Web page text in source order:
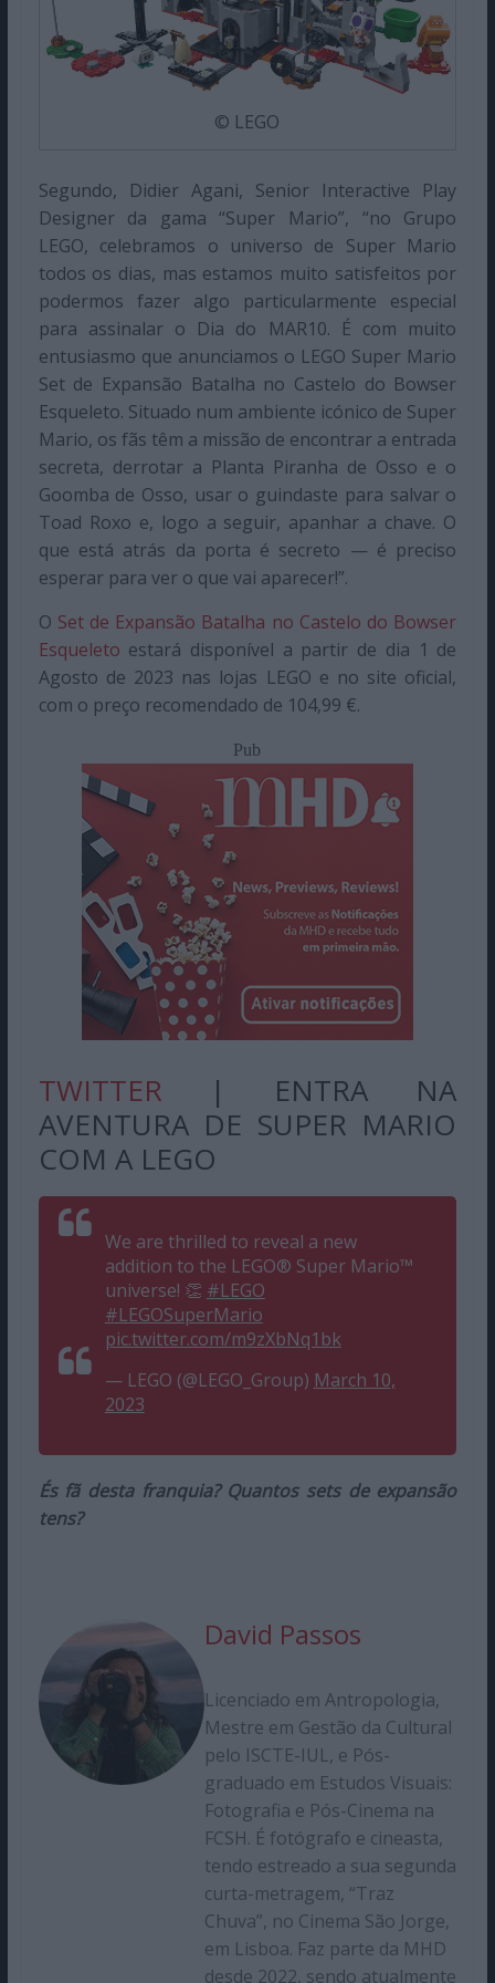
© LEGO
Segundo, Didier Agani, Senior Interactive Play
Designer da gama “Super Mario”, “no Grupo
LEGO, celebramos o universo de Super Mario
todos os dias, mas estamos muito satisfeitos por
podermos fazer algo particularmente especial
para assinalar o Dia do MAR10. É com muito
entusiasmo que anunciamos o LEGO Super Mario
Set de Expansão Batalha no Castelo do Bowser
Esqueleto. Situado num ambiente icónico de Super
Mario, os fãs têm a missão de encontrar a entrada
secreta, derrotar a Planta Piranha de Osso e o
Goomba de Osso, usar o guindaste para salvar o
Toad Roxo e, logo a seguir, apanhar a chave. O
que está atrás da porta é secreto — é preciso
esperar para ver o que vai aparecer!”.
O Set de Expansão Batalha no Castelo do Bowser
Esqueleto estará disponível a partir de dia 1 de
Agosto de 2023 nas lojas LEGO e no site oficial,
com o preço recomendado de 104,99 €.
Pub
TWITTER | ENTRA NA
AVENTURA DE SUPER MARIO
COM A LEGO
We are thrilled to reveal a new
addition to the LEGO® Super Mario™
universe! 👏 #LEGO
#LEGOSuperMario
pic.twitter.com/m9zXbNq1bk
— LEGO (@LEGO_Group) March 10,
2023
És fã desta franquia? Quantos sets de expansão
tens?
David Passos
Licenciado em Antropologia,
Mestre em Gestão da Cultural
pelo ISCTE-IUL, e Pós-
graduado em Estudos Visuais:
Fotografia e Pós-Cinema na
FCSH. É fotógrafo e cineasta,
tendo estreado a sua segunda
curta-metragem, “Traz
Chuva”, no Cinema São Jorge,
em Lisboa. Faz parte da MHD
desde 2022, sendo atualmente